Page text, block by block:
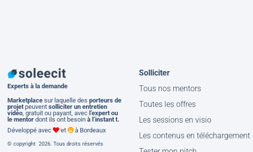
Experts à la demande
Marketplace sur laquelle des porteurs de
projet peuvent solliciter un entretien
vidéo, gratuit ou payant, avec l’expert ou
le mentor dont ils ont besoin à l’instant t.
Développé avec
et à Bordeaux
© copyright 2026. Tous droits réservés
Solliciter
Tous nos mentors
Toutes les offres
Les sessions en visio
Les contenus en téléchargement